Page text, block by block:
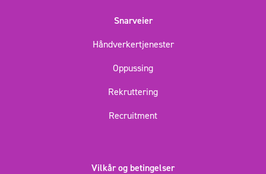
Snarveier
Håndverkertjenester
Oppussing
Rekruttering
Recruitment
Vilkår og betingelser